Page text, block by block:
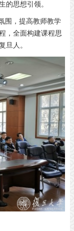
的思想引领。
围，提高教师教学
，全面构建课程思
旦人。